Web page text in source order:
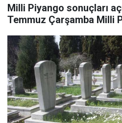
Milli Piyango sonuçları
Temmuz Çarşamba Milli